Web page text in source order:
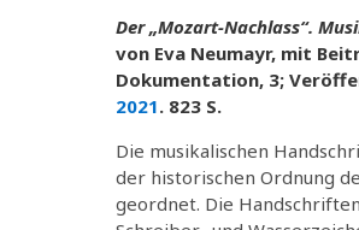
Der „Mozart-Nachlass“.
von Eva Neumayr, mit
Dokumentation, 3;
2021. 823 S.
Die musikalischen
der historischen Ordnung
geordnet. Die